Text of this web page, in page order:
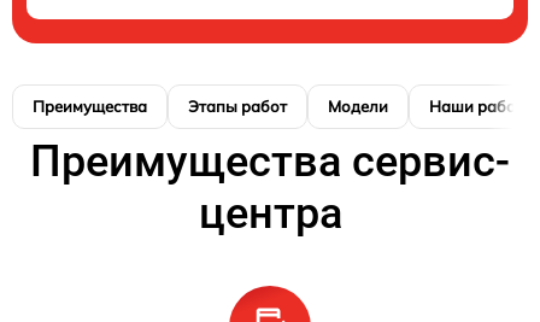
Преимущества Этапы работ Модели Наши работы
Преимущества сервис-
центра